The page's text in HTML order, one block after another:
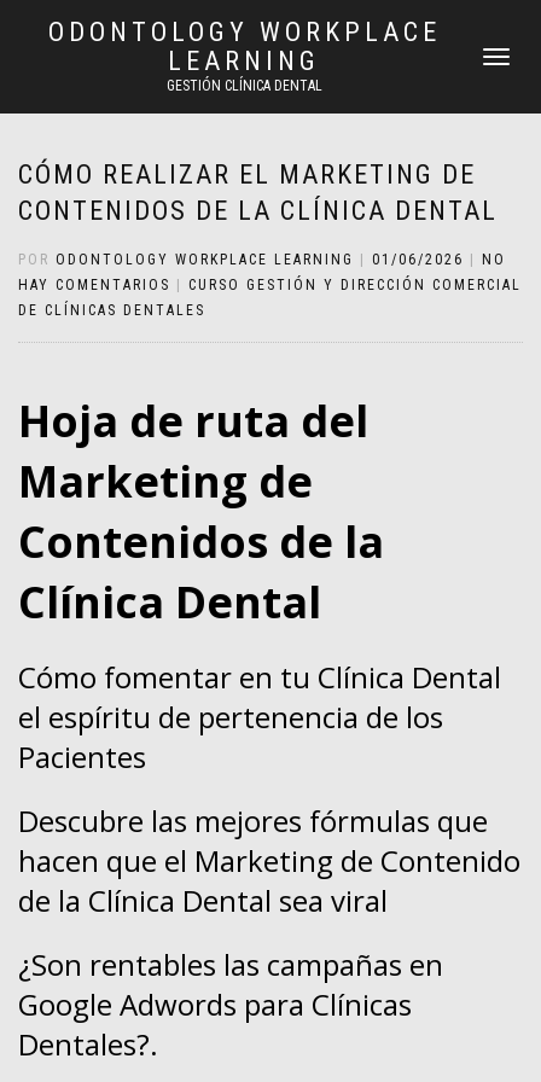
ODONTOLOGY WORKPLACE
LEARNING
GESTIÓN CLÍNICA DENTAL
CAMBIAR
CÓMO REALIZAR EL MARKETING DE
CONTENIDOS DE LA CLÍNICA DENTAL
POR ODONTOLOGY WORKPLACE LEARNING 01/06/2026
NO
HAY COMENTARIOS
CURSO GESTIÓN Y DIRECCIÓN COMERCIAL
DE CLÍNICAS DENTALES
Hoja de ruta del
Marketing de
Contenidos de la
Clínica Dental
Cómo fomentar en tu Clínica Dental
el espíritu de pertenencia de los
Pacientes
Descubre las mejores fórmulas que
hacen que el Marketing de Contenido
de la Clínica Dental sea viral
¿Son rentables las campañas en
Google Adwords para Clínicas
Dentales?.